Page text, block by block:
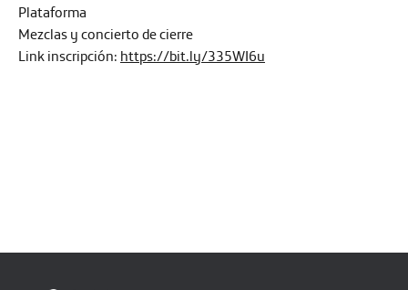
Plataforma
Mezclas y concierto de cierre
Link inscripción: https://bit.ly/335WI6u